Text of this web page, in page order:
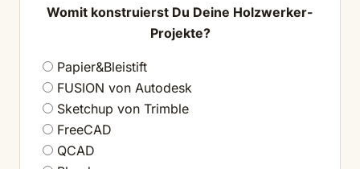
Womit konstruierst Du Deine Holzwerker-
Projekte?
Papier&Bleistift
FUSION von Autodesk
Sketchup von Trimble
FreeCAD
QCAD